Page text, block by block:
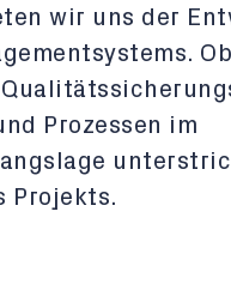
wir uns der
Prozessen im
Projekts.